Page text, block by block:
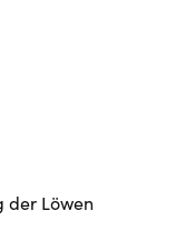
der Löwen